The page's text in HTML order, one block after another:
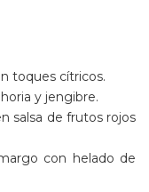
toques cítricos.
y jengibre.
salsa de frutos rojos
con helado de